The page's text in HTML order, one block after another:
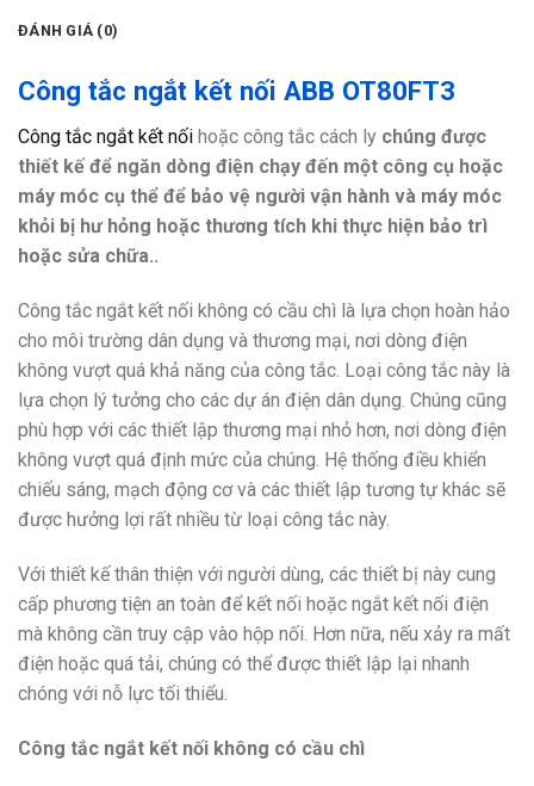
ĐÁNH GIÁ (0)
Công tắc ngắt kết nối ABB OT80FT3
Công tắc ngắt kết nối hoặc công tắc cách ly chúng được
thiết kế để ngăn dòng điện chạy đến một công cụ hoặc
máy móc cụ thể để bảo vệ người vận hành và máy móc
khỏi bị hư hỏng hoặc thương tích khi thực hiện bảo trì
hoặc sửa chữa..
Công tắc ngắt kết nối không có cầu chì là lựa chọn hoàn hảo
cho môi trường dân dụng và thương mại, nơi dòng điện
không vượt quá khả năng của công tắc. Loại công tắc này là
lựa chọn lý tưởng cho các dự án điện dân dụng. Chúng cũng
phù hợp với các thiết lập thương mại nhỏ hơn, nơi dòng điện
không vượt quá định mức của chúng. Hệ thống điều khiển
chiếu sáng, mạch động cơ và các thiết lập tương tự khác sẽ
được hưởng lợi rất nhiều từ loại công tắc này.
Với thiết kế thân thiện với người dùng, các thiết bị này cung
cấp phương tiện an toàn để kết nối hoặc ngắt kết nối điện
mà không cần truy cập vào hộp nối. Hơn nữa, nếu xảy ra mất
điện hoặc quá tải, chúng có thể được thiết lập lại nhanh
chóng với nỗ lực tối thiểu.
Công tắc ngắt kết nối không có cầu chì